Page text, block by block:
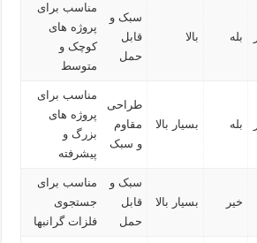
بله بالا
سبک و
قابل
حمل
مناسب برای
پروژه‌ های
کوچک و
متوسط
بله بسیار بالا
طراحی
مقاوم
و سبک
مناسب برای
پروژه‌ های
بزرگ و
پیشرفته
خیر بسیار بالا
سبک و
قابل
حمل
مناسب برای
جستجوی
فلزات گرانبها